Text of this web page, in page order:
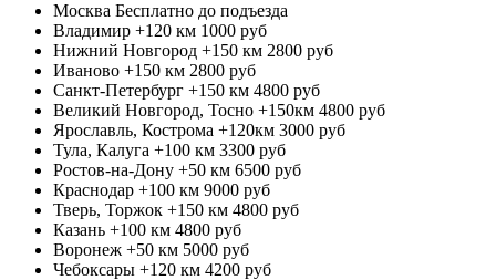
Москва Бесплатно до подъезда
Владимир +120 км 1000 руб
Нижний Новгород +150 км 2800 руб
Иваново +150 км 2800 руб
Санкт-Петербург +150 км 4800 руб
Великий Новгород, Тосно +150км 4800 руб
Ярославль, Кострома +120км 3000 руб
Тула, Калуга +100 км 3300 руб
Ростов-на-Дону +50 км 6500 руб
Краснодар +100 км 9000 руб
Тверь, Торжок +150 км 4800 руб
Казань +100 км 4800 руб
Воронеж +50 км 5000 руб
Чебоксары +120 км 4200 руб